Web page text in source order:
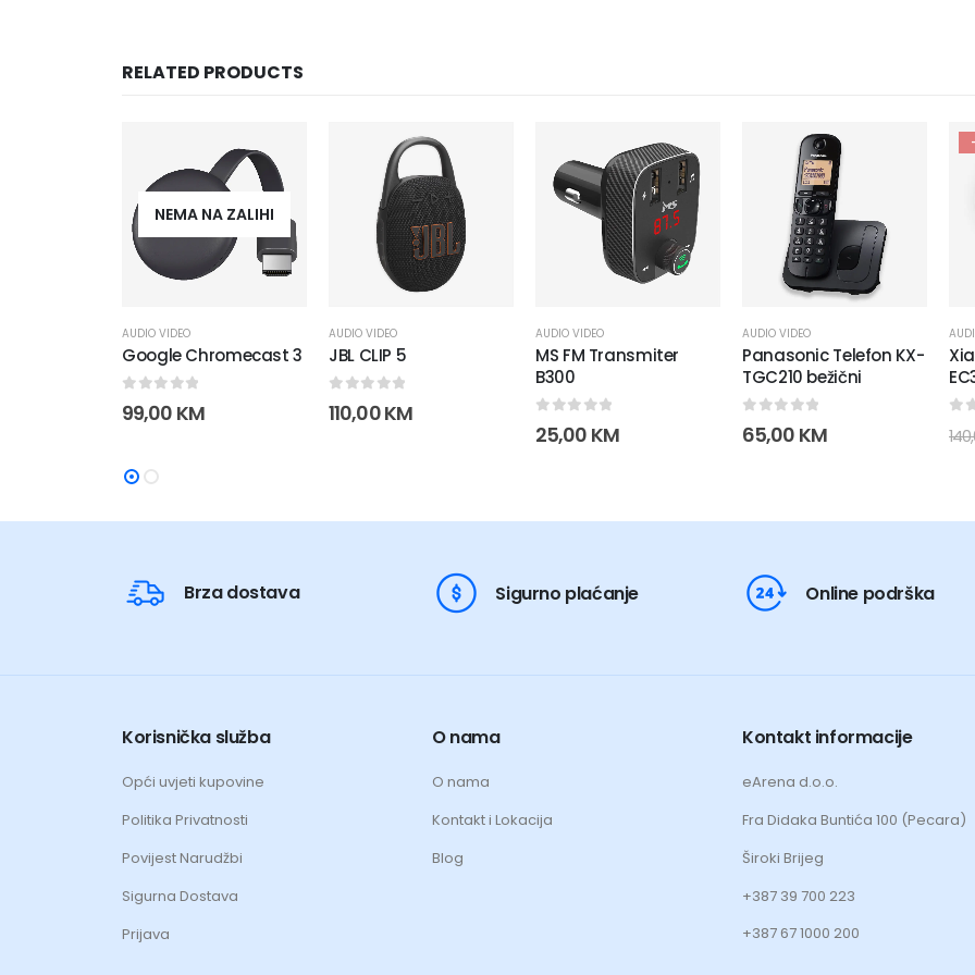
RELATED PRODUCTS
NEMA NA ZALIHI
AUDIO VIDEO
Google Chromecast 3
0 out of 5
99,00 KM
AUDIO VIDEO
JBL CLIP 5
out of 5
110,00KM
AUDIO VIDEO
MS FM Transmiter
B300
out of 5
25,00 KM
AUDIO VIDEO
Panasonic Telefon KX-
TGC210 bežični
0 out of 5
65,00 KM
Brza dostava Sigurno plaćanje Online podrška
Korisnička služba
Opći uvjeti kupovine
Politika Privatnosti
Povijest Narudžbi
Sigurna Dostava
Prijava
O nama
O nama
Kontakt i Lokacija
Blog
Kontakt informacije
eArena d.o.o.
Fra Didaka Buntića 100 (Pecara)
Široki Brijeg
+387 39 700 223
+387 67 1000 200